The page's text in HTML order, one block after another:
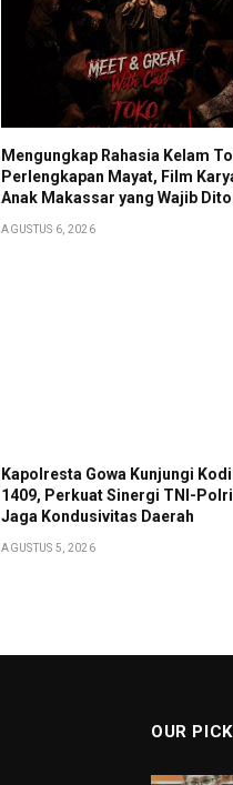
Mengungkap Rahasia Kelam
Perlengkapan Mayat, Film
Anak Makassar yang Wajib
AGUSTUS 6, 2026
Kapolresta Gowa Kunjungi
1409, Perkuat Sinergi TNI-Polri
Jaga Kondusivitas Daerah
AGUSTUS 5, 2026
OUR